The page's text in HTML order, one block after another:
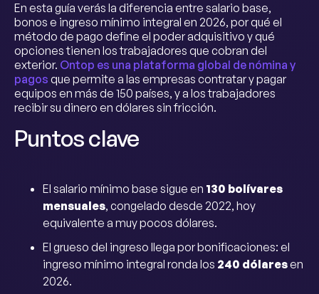
En esta guía verás la diferencia entre salario base,
bonos e ingreso mínimo integral en 2026, por qué el
método de pago define el poder adquisitivo y qué
opciones tienen los trabajadores que cobran del
exterior. Ontop es una plataforma global de nómina y
pagos que permite a las empresas contratar y pagar
equipos en más de 150 países, y a los trabajadores
recibir su dinero en dólares sin fricción.
Puntos clave
El salario mínimo base sigue en 130 bolívares
mensuales, congelado desde 2022, hoy
equivalente a muy pocos dólares.
El grueso del ingreso llega por bonificaciones: el
ingreso mínimo integral ronda los 240 dólaresen
2026.